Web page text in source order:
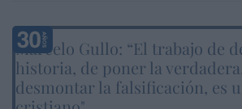
Marcelo Gullo: “El trabajo de
historia, de poner la
desmontar la falsificación, es